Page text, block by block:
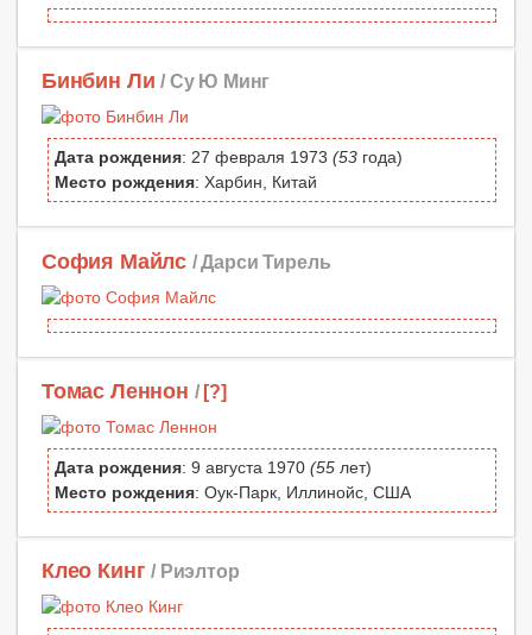
Бинбин Ли / Су Ю Минг
Дата рождения: 27 февраля 1973 (53 года)
Место рождения: Харбин, Китай
София Майлс / Дарси Тирель
Томас Леннон / [?]
Дата рождения: 9 августа 1970 (55 лет)
Место рождения: Оук-Парк, Иллинойс, США
Клео Кинг / Риэлтор